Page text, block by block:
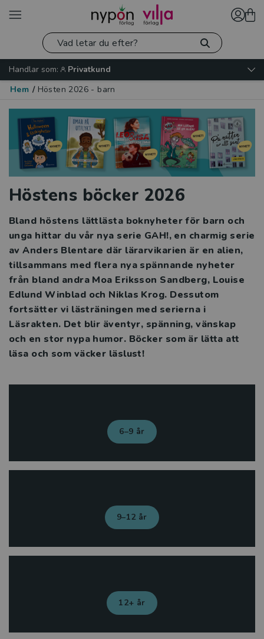
Handlar som:
Privatkund
Hem / Hösten 2026 - barn
Höstens böcker 2026
Bland höstens lättlästa boknyheter för barn och
unga hittar du vår nya serie GAH!, en charmig serie
av Anders Blentare där lärarvikarien är en alien,
tillsammans med flera nya spännande nyheter
från bland andra Moa Eriksson Sandberg, Louise
Edlund Winblad och Niklas Krog. Dessutom
fortsätter vi lästräningen med serierna i
Läsrakten. Det blir äventyr, spänning, vänskap
och en stor nypa humor. Böcker som är lätta att
läsa och som väcker läslust!
6–9 år
9–12 år
12+ år